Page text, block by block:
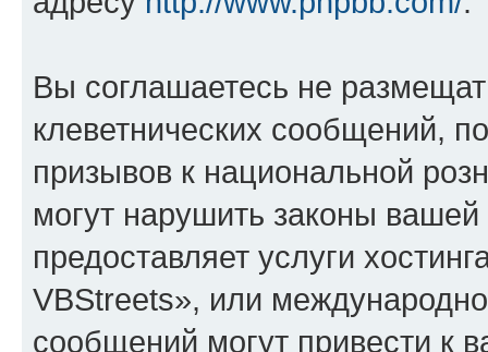
Вы соглашаетесь не
клеветнических сообщений,
призывов к национальной
могут нарушить законы
предоставляет услуги
VBStreets», или
сообщений могут привести к